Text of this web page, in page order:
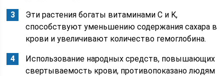
Эти растения богаты витаминами C и K,
способствуют уменьшению содержания сахара в
крови и увеличивают количество гемоглобина.
Использование народных средств, повышающих
свертываемость крови, противопоказано людям